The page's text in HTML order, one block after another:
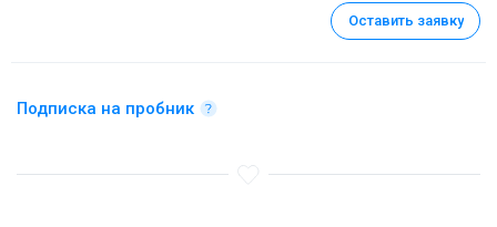
Оставить заявку
Подписка на пробник